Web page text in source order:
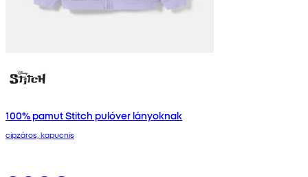
100% pamut Stitch pulóver lányoknak
cipzáros, kapucnis